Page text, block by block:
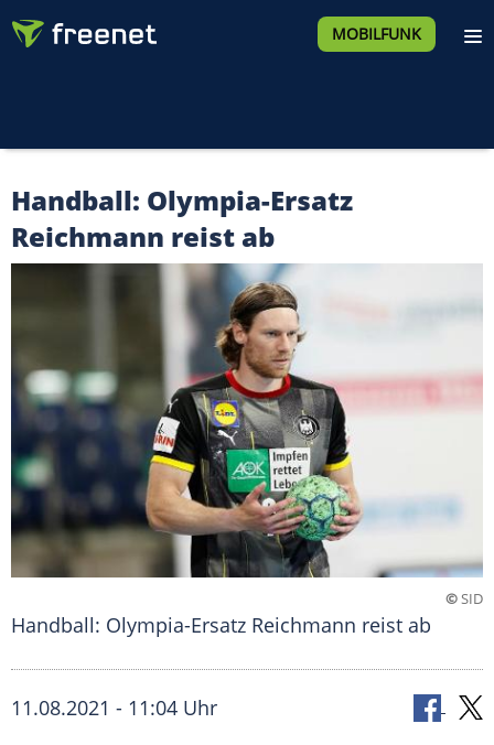
MOBILFUNK
Handball: Olympia-Ersatz
Reichmann reist ab
©SID
Handball: Olympia-Ersatz Reichmann reist ab
11.08.2021 - 11:04 Uhr